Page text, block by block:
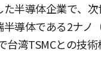
半導体企業で、
導体である2ナノ
台湾TSMCとの技